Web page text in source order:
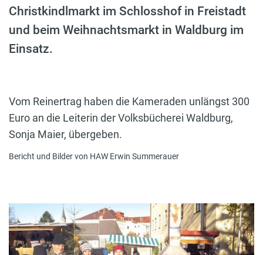
Christkindlmarkt im Schlosshof in Freistadt
und beim Weihnachtsmarkt in Waldburg im
Einsatz.
Vom Reinertrag haben die Kameraden unlängst 300
Euro an die Leiterin der Volksbücherei Waldburg,
Sonja Maier, übergeben.
Bericht und Bilder von HAW Erwin Summerauer